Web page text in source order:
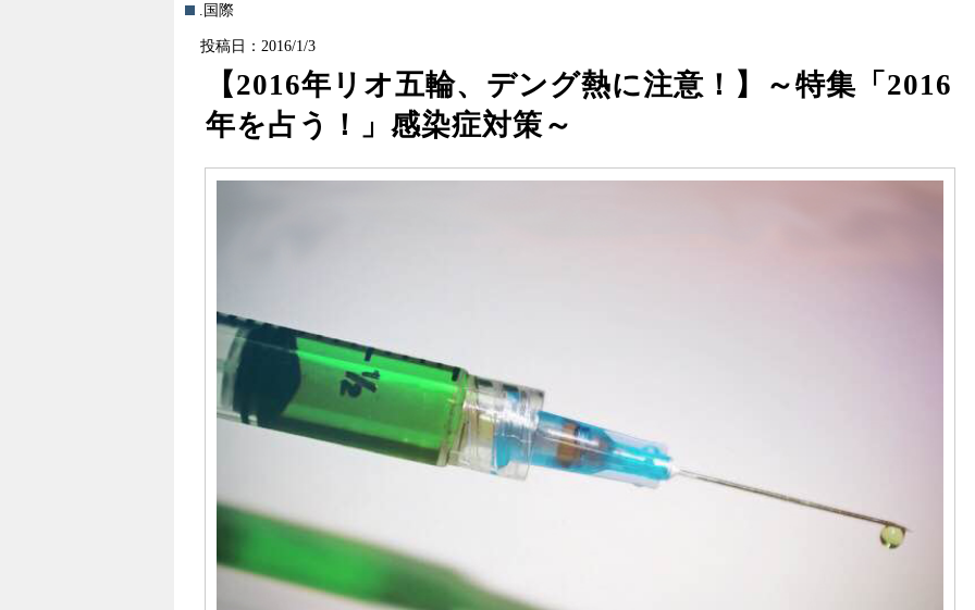
.国際
投稿日：2016/1/3
【2016年リオ五輪、デング熱に注意！】～特集「2016
年を占う！」感染症対策～